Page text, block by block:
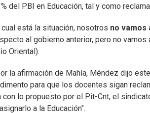
del PBI en Educación, tal y como
cual está la situación, nosotros no vamos
al gobierno anterior, pero no
Oriental).
la afirmación de Mahía, Méndez dijo
para que los docentes sigan
con lo propuesto por el Pit-Cnt, el
a la Educación".